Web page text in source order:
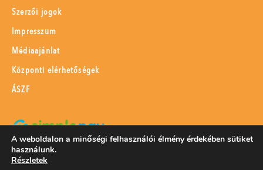
Szerzői jogok
Impresszum
Médiaajánlat
Központi elérhetőségek
ÁSZF
SimplePay adattovábbítási nyilatkozat
A weboldalon a minőségi felhasználói élmény érdekében sütiket
használunk.
Részletek